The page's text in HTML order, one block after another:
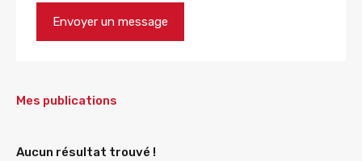
Mes publications
Aucun résultat trouvé !